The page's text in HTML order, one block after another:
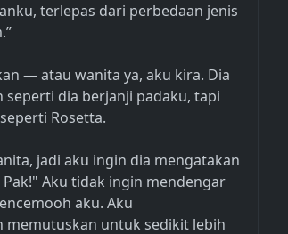
terlepas dari perbedaan jenis
— atau wanita ya, aku kira. Dia
dia berjanji padaku, tapi
Rosetta.
jadi aku ingin dia mengatakan
Aku tidak ingin mendengar
aku. Aku
memutuskan untuk sedikit lebih